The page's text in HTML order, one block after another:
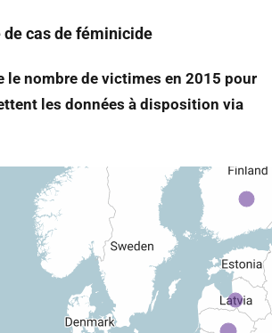
cas de féminicide
le nombre de victimes en 2015 pour
les données à disposition via